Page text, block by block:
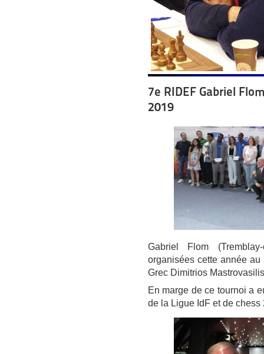
7e RIDEF Gabriel
2019
Gabriel Flom
organisées cette année
Grec Dimitrios
En marge de ce tournoi a
de la Ligue IdF et de